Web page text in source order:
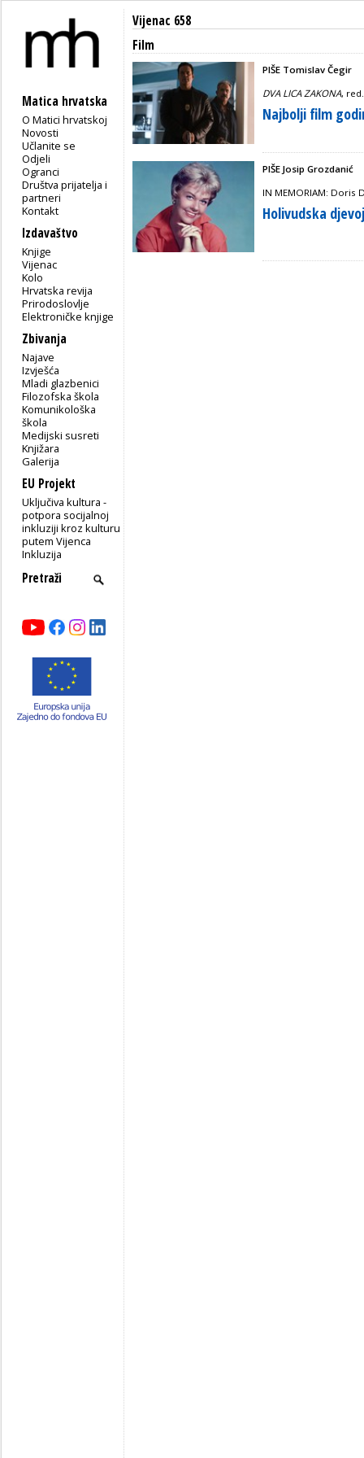
Matica hrvatska
O Matici hrvatskoj
Novosti
Učlanite se
Odjeli
Ogranci
Društva prijatelja i
partneri
Kontakt
Izdavaštvo
Knjige
Vijenac
Kolo
Hrvatska revija
Prirodoslovlje
Elektroničke knjige
Zbivanja
Najave
Izvješća
Mladi glazbenici
Filozofska škola
Komunikološka
škola
Medijski susreti
Knjižara
Galerija
EU Projekt
Uključiva kultura -
potpora socijalnoj
inkluziji kroz kulturu
putem Vijenca
Inkluzija
Vijenac 658
Film
PIŠE Tomislav Čegir
DVA LICA ZAKONA,
Najbolji film
PIŠE Josip Grozdanić
IN MEMORIAM: Doris
Holivudska